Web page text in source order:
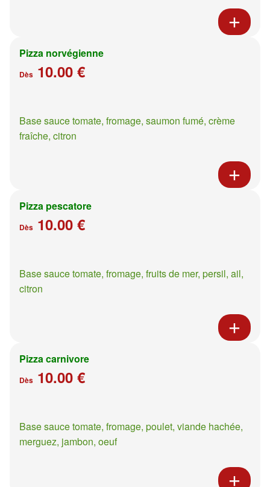
Pizza norvégienne
Dès 10.00 €
Base sauce tomate, fromage, saumon fumé, crème
fraîche, citron
Pizza pescatore
Dès 10.00 €
Base sauce tomate, fromage, fruits de mer, persil, ail,
citron
Pizza carnivore
Dès 10.00 €
Base sauce tomate, fromage, poulet, viande hachée,
merguez, jambon, oeuf